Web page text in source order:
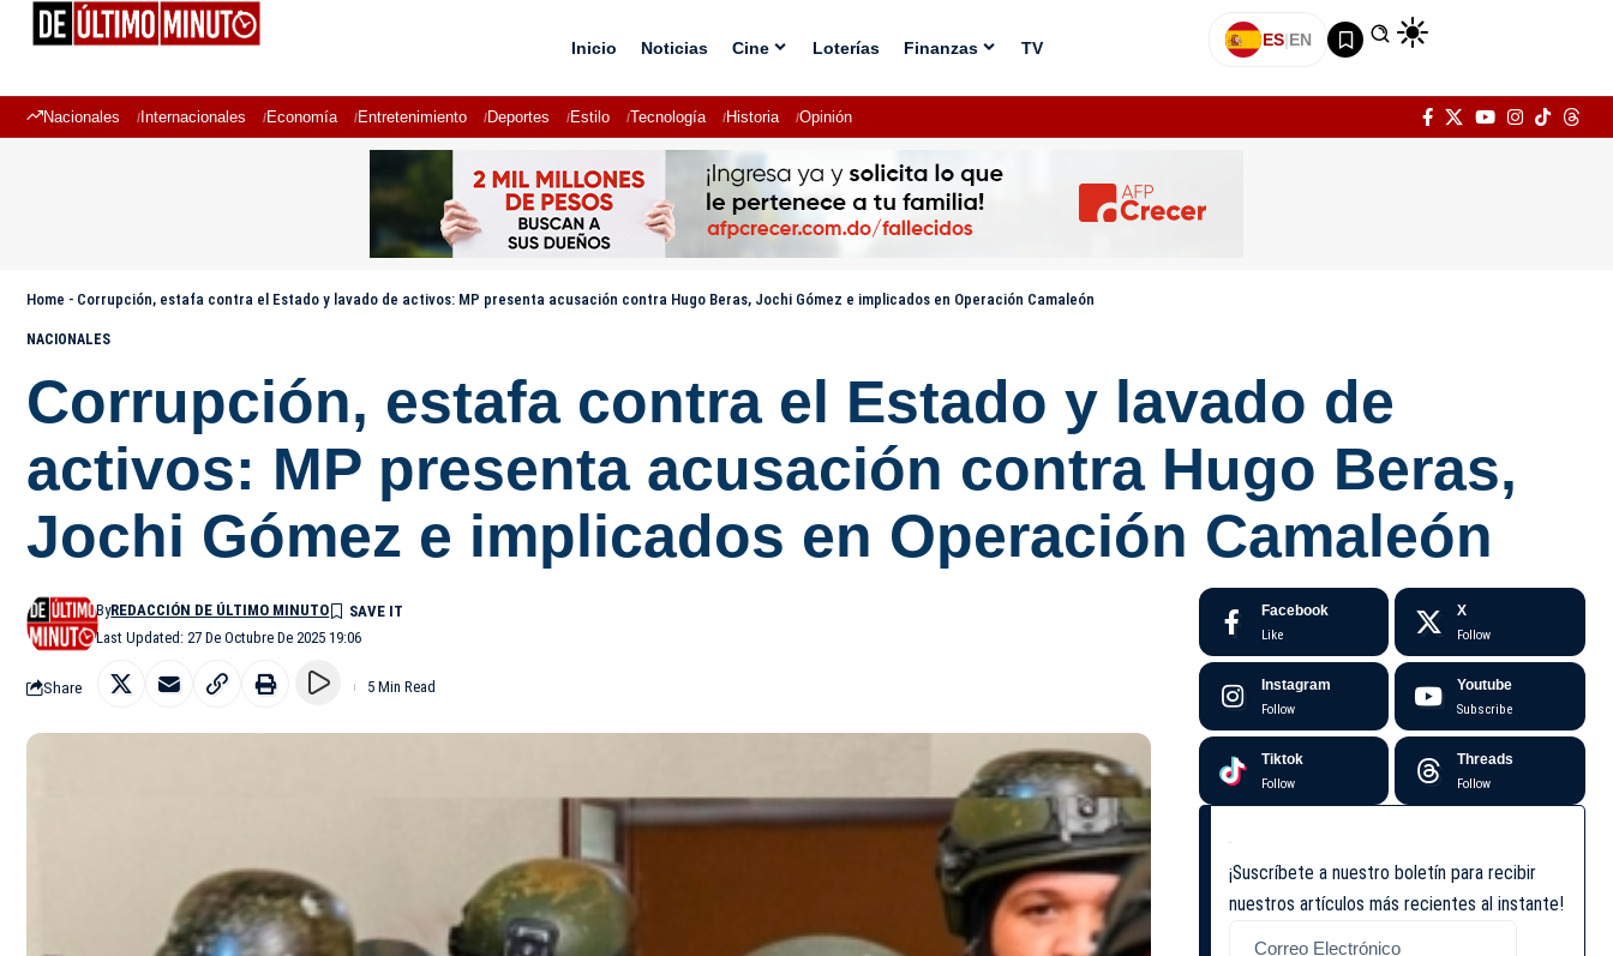
Inicio Noticias Cine Loterías Finanzas TV ES|EN
Nacionales Internacionales Economía Entretenimiento Deportes Estilo Tecnología Historia Opinión
Home - Corrupción, estafa contra el Estado y lavado de activos: MP presenta acusación contra Hugo Beras, Jochi Gómez e implicados en Operación Camaleón
NACIONALES
Corrupción, estafa contra el Estado y lavado de
activos: MP presenta acusación contra Hugo Beras,
Jochi Gómez e implicados en Operación Camaleón
Last Updated: 27 De Octubre De 2025 19:06
ByREDACCIÓN DE ÚLTIMO MINUTO
Share 5 Min Read
Facebook
Like
X
Follow
Instagram
Follow
Youtube
Subscribe
Tiktok
Follow
Threads
Follow
¡Suscríbete a nuestro boletín para recibir
nuestros artículos más recientes al instante!